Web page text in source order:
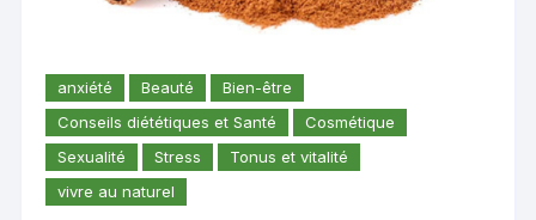
anxiété Beauté
Bien-être
Conseils diététiques et Santé
Cosmétique
Sexualité
Stress
Tonus et vitalité
vivre au naturel